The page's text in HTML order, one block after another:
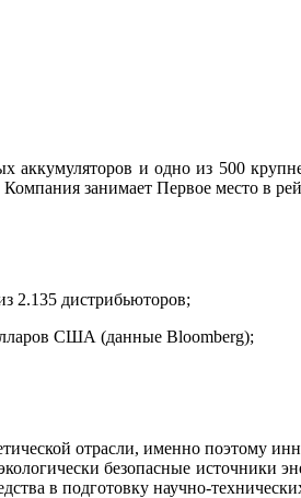
аккумуляторов и одно из 500
занимает Первое место в
2.135 дистрибьюторов;
США (данные Bloomberg);
отрасли, именно поэтому
безопасные источники
в подготовку научно-